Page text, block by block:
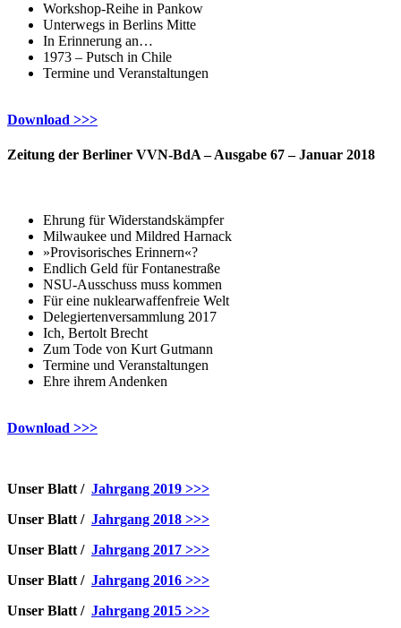
Workshop-Reihe in Pankow
Unterwegs in Berlins Mitte
In Erinnerung an…
1973 – Putsch in Chile
Termine und Veranstaltungen
Download >>>
Zeitung der Berliner VVN-BdA – Ausgabe 67 –Januar 2018
Ehrung für Widerstandskämpfer
Milwaukee und Mildred Harnack
»Provisorisches Erinnern«?
Endlich Geld für Fontanestraße
NSU-Ausschuss muss kommen
Für eine nuklearwaffenfreie Welt
Delegiertenversammlung 2017
Ich, Bertolt Brecht
Zum Tode von Kurt Gutmann
Termine und Veranstaltungen
Ehre ihrem Andenken
Download >>>
Unser Blatt / Jahrgang 2019 >>>
Unser Blatt / Jahrgang 2018 >>>
Unser Blatt / Jahrgang 2017 >>>
Unser Blatt / Jahrgang 2016 >>>
Unser Blatt / Jahrgang 2015 >>>